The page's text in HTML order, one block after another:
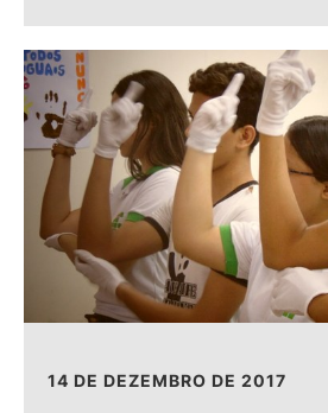
14 DE DEZEMBRO DE 2017